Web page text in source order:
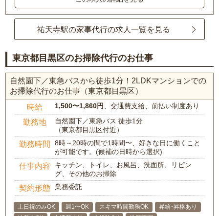
祐天寺駅の家事代行の求人一覧を見る
東京都目黒区のお掃除代行のお仕事
自然園下／東急バスから徒歩1分！2LDKマンションでの
お掃除代行のお仕事（東京都目黒区）
時給 1,500〜1,860円 、交通費支給、前払い制度あり
勤務地
自然園下／東急バス 徒歩1分
（東京都目黒区付近）
勤務時間
8時～20時の間で1時間〜、好きな日に働くこと
が可能です。(候補の日時から選択)
仕事内容
キッチン、トイレ、お風呂、洗面所、リビン
グ、その他のお掃除
契約形態 業務委託
土日祝のみOK 週1〜OK スキマ時間勤務OK
昇給･昇格あり